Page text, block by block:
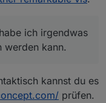
habe ich irgendwas
werden kann.
ich irgendwas
werden kann.
kannst du es
prüfen.